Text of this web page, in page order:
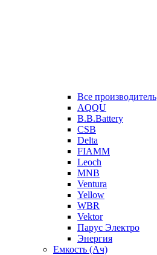
Все производитель
AQQU
B.B.Battery
CSB
Delta
FIAMM
Leoch
MNB
Ventura
Yellow
WBR
Vektor
Парус Электро
Энергия
Емкость (Ач)